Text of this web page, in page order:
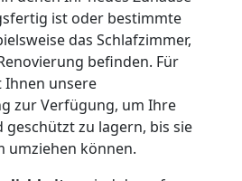
ist oder bestimmte
das Schlafzimmer,
befinden. Für
Ihnen unsere
zur Verfügung, um Ihre
geschützt zu lagern, bis sie
umziehen können.